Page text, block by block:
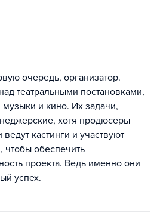
очередь, организатор.
театральными постановками,
и кино. Их задачи,
хотя продюсеры
кастинги и участвуют
чтобы обеспечить
проекта. Ведь именно они
успех.